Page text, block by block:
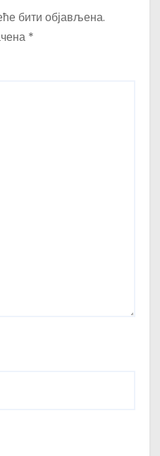
бити објављена.
*